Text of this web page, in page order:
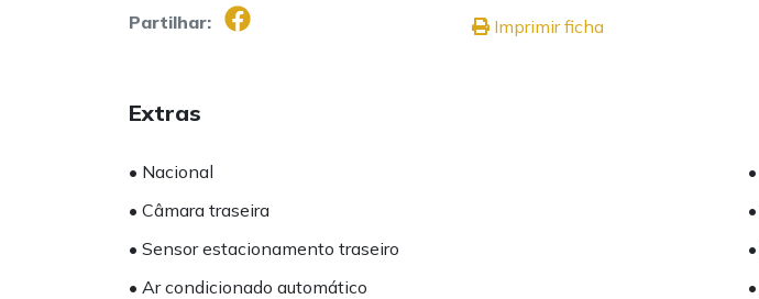
Partilhar: Imprimir ficha
Extras
• Nacional
• Câmara traseira
• Sensor estacionamento traseiro
• Ar condicionado automático